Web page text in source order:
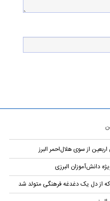
که از دل یک دغدغه فرهنگی متولد شد